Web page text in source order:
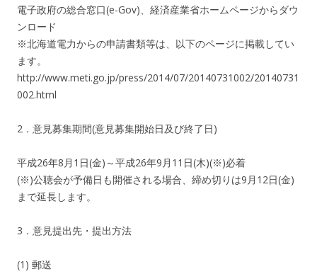
電子政府の総合窓口(e-Gov)、経済産業省ホームページからダウ
ンロード
※北海道電力からの申請書類等は、以下のページに掲載してい
ます。
http://www.meti.go.jp/press/2014/07/20140731002/20140731
002.html
2．意見募集期間(意見募集開始日及び終了日)
平成26年8月1日(金)～平成26年9月11日(木)(※)必着
(※)公聴会が予備日も開催される場合、締め切りは9月12日(金)
まで延長します。
3．意見提出先・提出方法
(1) 郵送